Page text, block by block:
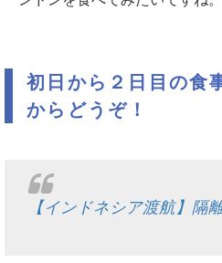
初日から２日目の食
からどうぞ！
【インドネシア渡航】隔